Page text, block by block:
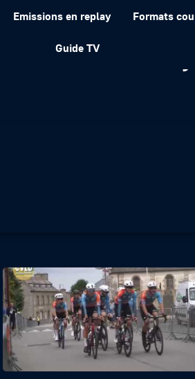
Emissions en replay Formats
Guide TVà Pontivy